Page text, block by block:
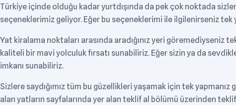
Türkiye içinde olduğu kadar yurtdışında da pek çok noktada
seçeneklerimiz geliyor. Eğer bu seçeneklerimi ile ilgilenirseniz
Yat kiralama noktaları arasında aradığınız yeri göremediyseniz
kaliteli bir mavi yolculuk fırsatı sunabiliriz. Eğer sizin ya da
imkanı sunabiliriz.
Sizlere saydığımız tüm bu güzellikleri yaşamak için tek
alan yatların sayfalarında yer alan teklif al bölümü üzerinden